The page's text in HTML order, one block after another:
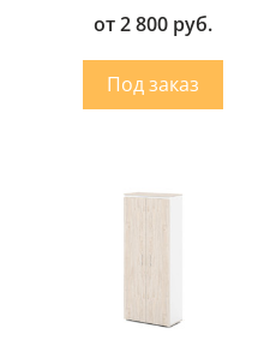
от 2 800 руб.